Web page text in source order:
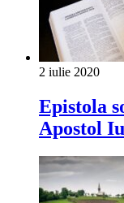
2 iulie 2020
Epistola
Apostol